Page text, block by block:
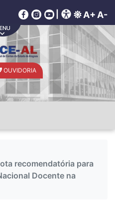
A+ A-
OUVIDORIA
recomendatória para
Docente na